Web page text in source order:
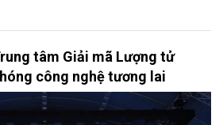
tâm Giải mã Lượng tử
công nghệ tương lai